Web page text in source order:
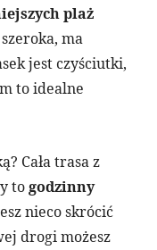
plaż
ma
jest czyściutki,
to idealne
Cała trasa z
togodzinny
nieco skrócić
drogi możesz